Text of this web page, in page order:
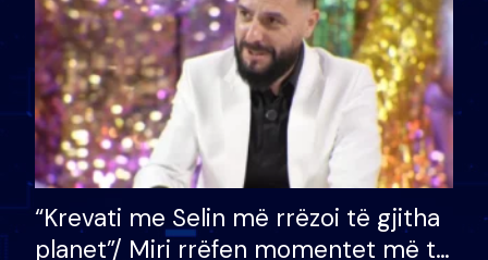
“Krevati me Selin më rrëzoi të gjitha
planet”/ Miri rrëfen momentet më të